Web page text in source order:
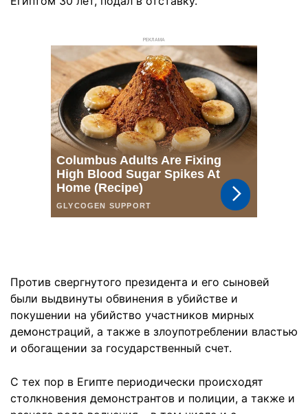
РЕКЛАМА
Против свергнутого президента и его сыновей
были выдвинуты обвинения в убийстве и
покушении на убийство участников мирных
демонстраций, а также в злоупотреблении властью
и обогащении за государственный счет.
С тех пор в Египте периодически происходят
столкновения демонстрантов и полиции, а также и